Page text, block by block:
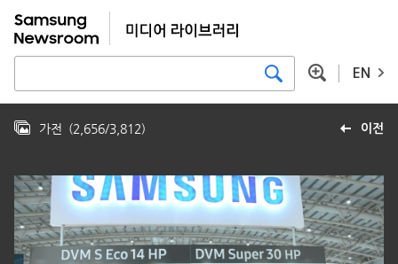
EN
이전
가전 (2,656/3,812)